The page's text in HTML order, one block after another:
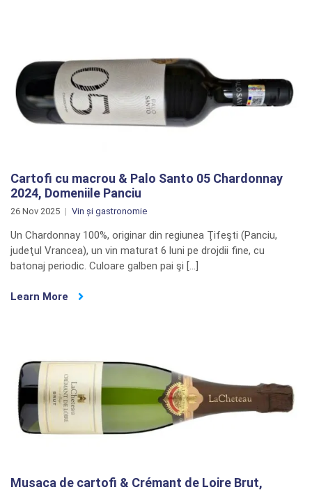
Cartofi cu macrou & Palo Santo 05 Chardonnay
2024, Domeniile Panciu
26 Nov 2025 Vin și gastronomie
Un Chardonnay 100%, originar din regiunea Ţifeşti (Panciu,
judeţul Vrancea), un vin maturat 6 luni pe drojdii fine, cu
batonaj periodic. Culoare galben pai şi […]
Learn More
Musaca de cartofi & Crémant de Loire Brut,